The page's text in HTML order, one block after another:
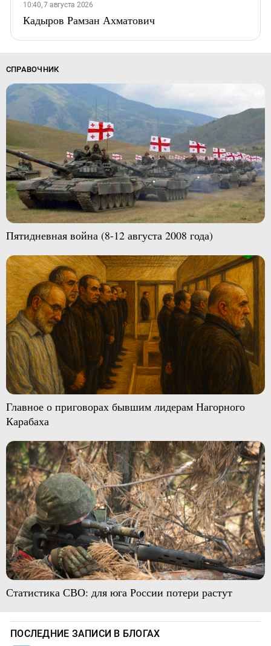
10:40, 7 августа 2026
Кадыров Рамзан Ахматович
СПРАВОЧНИК
Пятидневная война (8-12 августа 2008 года)
Главное о приговорах бывшим лидерам Нагорного
Карабаха
Статистика СВО: для юга России потери растут
ПОСЛЕДНИЕ ЗАПИСИ В БЛОГАХ